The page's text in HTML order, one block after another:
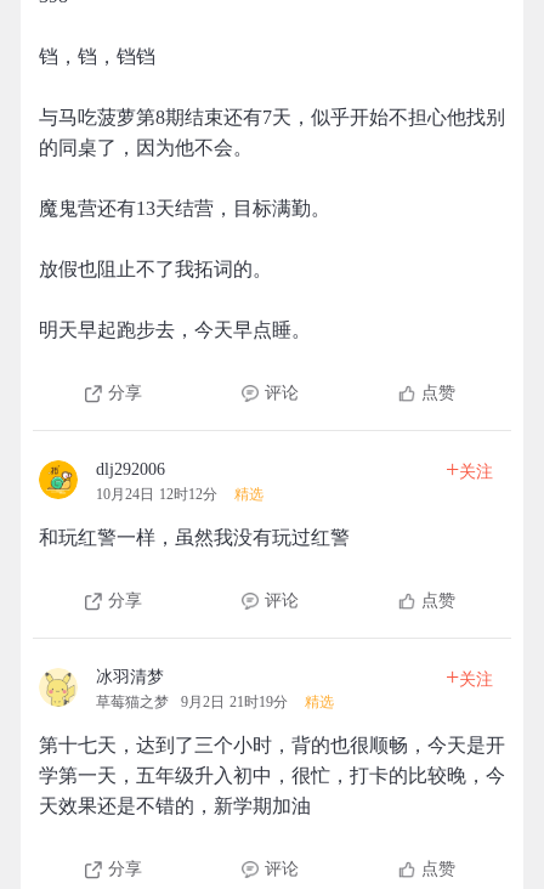
铛，铛，铛铛
与马吃菠萝第8期结束还有7天，似乎开始不担心他找别
的同桌了，因为他不会。
魔鬼营还有13天结营，目标满勤。
放假也阻止不了我拓词的。
明天早起跑步去，今天早点睡。
分享 评论 点赞
dlj292006
10月24日 12时12分 精选
+关注
和玩红警一样，虽然我没有玩过红警
分享 评论 点赞
冰羽清梦
草莓猫之梦 9月2日 21时19分 精选
+关注
第十七天，达到了三个小时，背的也很顺畅，今天是开
学第一天，五年级升入初中，很忙，打卡的比较晚，今
天效果还是不错的，新学期加油
分享 评论 点赞